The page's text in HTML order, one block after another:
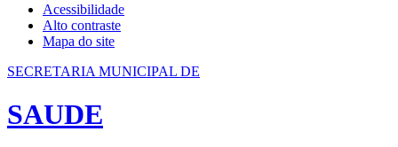
Acessibilidade
Alto contraste
Mapa do site
SECRETARIA MUNICIPAL DE
SAUDE